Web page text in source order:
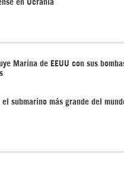
en Ucrania
Marina de EEUU con sus
el submarino más grande del